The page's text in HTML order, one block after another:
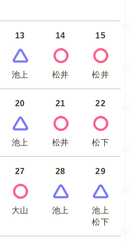
13
池上
14
松井
15
松井
20
池上
21
松井
22
松下
27
大山
28
池上
29
池上
松下